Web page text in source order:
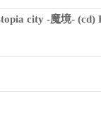
city -魔境- (cd)